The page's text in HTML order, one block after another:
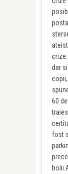
dar
60
fost